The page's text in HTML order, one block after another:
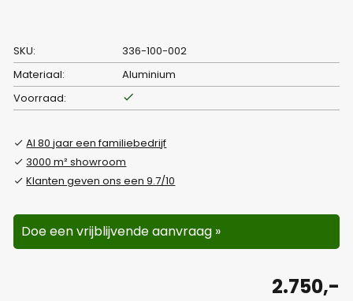
SKU:
336-100-002
Materiaal:
Aluminium
Voorraad:
Al 80 jaar een familiebedrijf
3000 m² showroom
Klanten geven ons een 9.7/10
Doe een vrijblijvende aanvraag »
2.750,-